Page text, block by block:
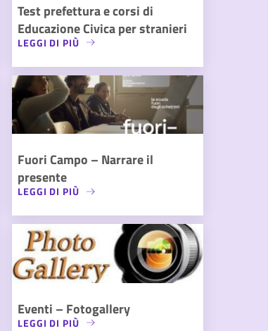
Test prefettura e corsi di
Educazione Civica per stranieri
LEGGI DI PIÙ
Fuori Campo – Narrare il
presente
LEGGI DI PIÙ
Eventi – Fotogallery
LEGGI DI PIÙ